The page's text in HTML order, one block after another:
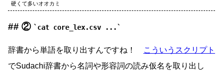
② cat core_lex.csv ...
辞書から単語を取り出すんですね！
こういうスクリプト
でSudachi辞書から名詞や形容詞の読み仮名を取り出し